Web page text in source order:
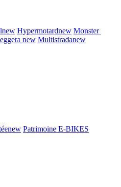
new Hypermotardnew Monster
new Multistradanew
new Patrimoine E-BIKES